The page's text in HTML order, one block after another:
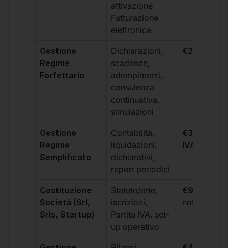
attivazione
Fatturazione
elettronica
Gestione
Regime
Forfettario
Dichiarazioni,
scadenze,
adempimenti,
consulenza
continuativa,
simulazioni
€264 +
Gestione
Regime
Semplificato
Contabilità,
liquidazioni,
dichiarativi,
report periodici
€300 +
IVA/
Costituzione
Società (Srl,
Srls, Startup)
Statuto/atto,
iscrizioni,
Partita IVA, set-
up operativo
€99 + IVA
notarili